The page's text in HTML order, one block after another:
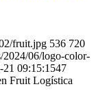
fruit.jpg 536 720
2024/06/logo-color-
21 09:15:1547
Fruit Logística